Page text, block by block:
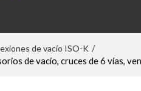
de vacío ISO-K /
de vacío, cruces de 6 vías,